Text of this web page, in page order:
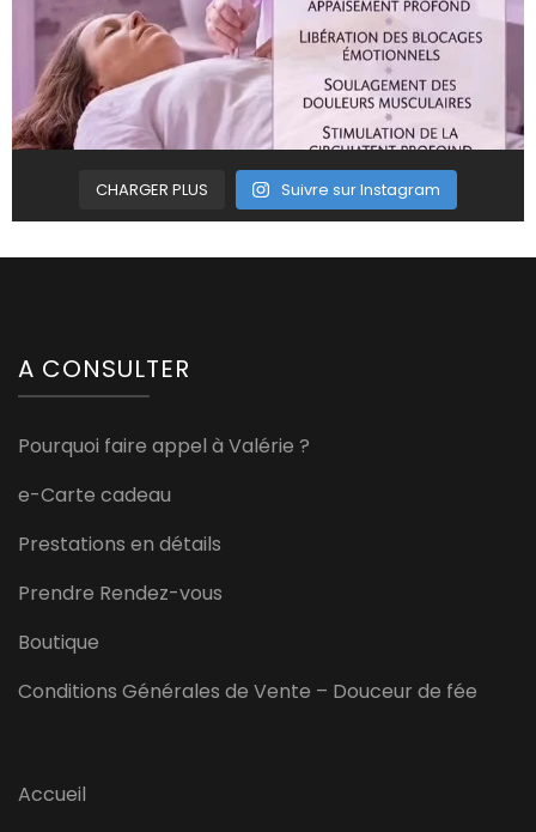
CHARGER PLUS Suivre sur Instagram
A CONSULTER
Pourquoi faire appel à Valérie ?
e-Carte cadeau
Prestations en détails
Prendre Rendez-vous
Boutique
Conditions Générales de Vente – Douceur de fée
Accueil